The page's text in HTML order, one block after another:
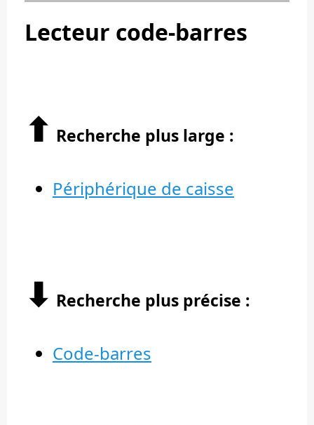
Lecteur code-barres
⬆︎ Recherche plus large :
Périphérique de caisse
⬇︎ Recherche plus précise :
Code-barres